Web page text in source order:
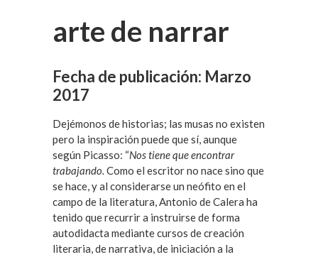
arte de narrar
Fecha de publicación: Marzo
2017
Dejémonos de historias; las musas no existen
pero la inspiración puede que sí, aunque
según Picasso: “Nos tiene que encontrar
trabajando. Como el escritor no nace sino que
se hace, y al considerarse un neófito en el
campo de la literatura, Antonio de Calera ha
tenido que recurrir a instruirse de forma
autodidacta mediante cursos de creación
literaria, de narrativa, de iniciación a la